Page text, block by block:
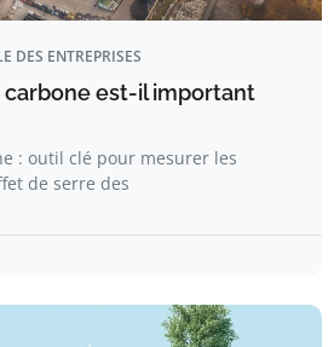
DES ENTREPRISES
carbone est-il important
: outil clé pour mesurer les
de serre des